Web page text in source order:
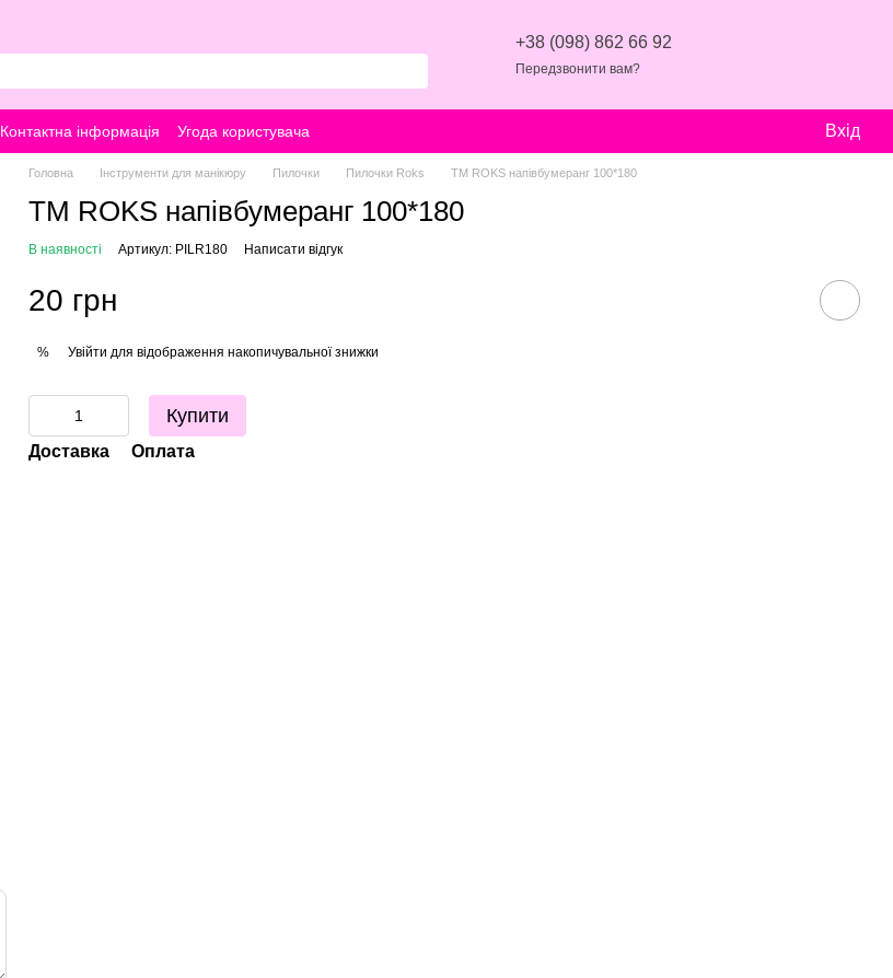
+38 (098) 862 66 92
Передзвонити вам?
Контактна інформація Угода користувача Вхід
Головна Інструменти для манікюру Пилочки Пилочки Roks ТМ ROKS напівбумеранг 100*180
ТМ ROKS напівбумеранг 100*180
В наявності Артикул: PILR180 Написати відгук
20 грн
% Увійти для відображення накопичувальної знижки
Купити
Доставка Оплата